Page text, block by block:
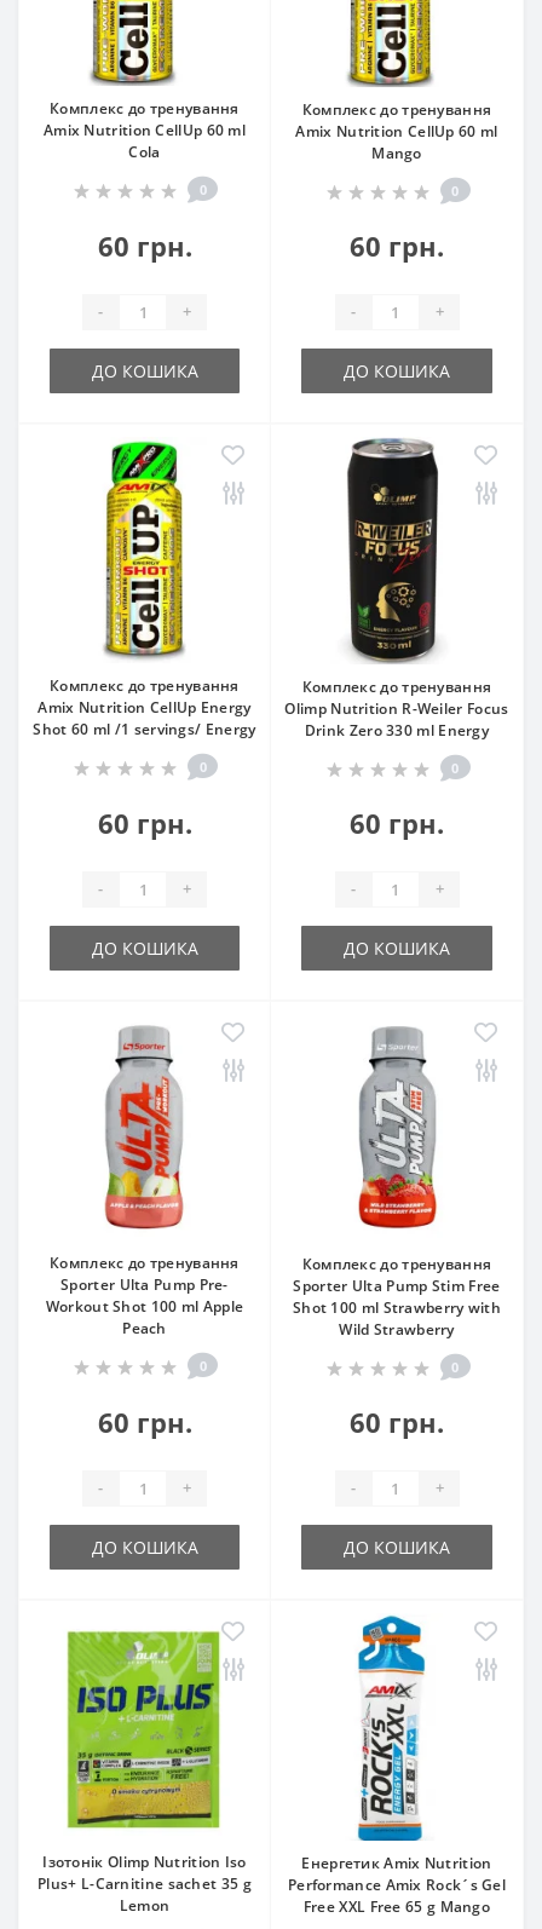
Комплекс до тренування
Amix Nutrition CellUp 60 ml
Cola
0
60 грн.
- +
ДО КОШИКА
Комплекс до тренування
Amix Nutrition CellUp 60 ml
Mango
0
60 грн.
- +
ДО КОШИКА
Комплекс до тренування
Amix Nutrition CellUp Energy
Shot 60 ml /1 servings/ Energy
0
60 грн.
- +
ДО КОШИКА
Комплекс до тренування
Olimp Nutrition R-Weiler Focus
Drink Zero 330 ml Energy
0
60 грн.
- +
ДО КОШИКА
Комплекс до тренування
Sporter Ulta Pump Pre-
Workout Shot 100 ml Apple
Peach
0
60 грн.
- +
ДО КОШИКА
Комплекс до тренування
Sporter Ulta Pump Stim Free
Shot 100 ml Strawberry with
Wild Strawberry
0
60 грн.
- +
ДО КОШИКА
Ізотонік Olimp Nutrition Iso
Plus+ L-Carnitine sachet 35 g
Lemon
Енергетик Amix Nutrition
Performance Amix Rock´s Gel
Free XXL Free 65 g Mango